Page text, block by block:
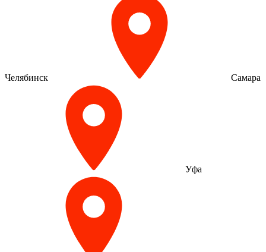
Челябинск Самара
Уфа